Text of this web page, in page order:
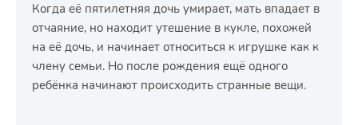
Когда её пятилетняя дочь умирает, мать впадает в
отчаяние, но находит утешение в кукле, похожей
на её дочь, и начинает относиться к игрушке как к
члену семьи. Но после рождения ещё одного
ребёнка начинают происходить странные вещи.